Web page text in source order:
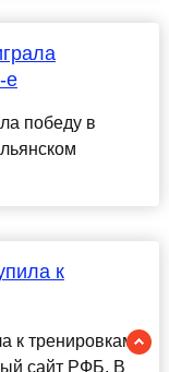
е
победу в
к
к тренировкам
сайт РФБ. В